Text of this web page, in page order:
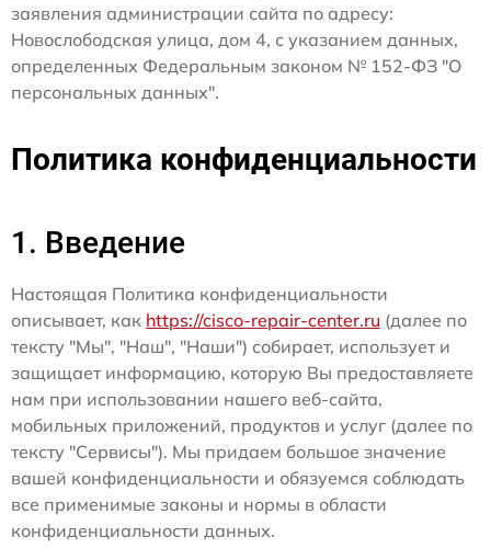
заявления администрации сайта по адресу:
Новослободская улица, дом 4, с указанием данных,
определенных Федеральным законом № 152-ФЗ "О
персональных данных".
Политика конфиденциальности
1. Введение
Настоящая Политика конфиденциальности
описывает, как https://cisco-repair-center.ru (далее по
тексту "Мы", "Наш", "Наши") собирает, использует и
защищает информацию, которую Вы предоставляете
нам при использовании нашего веб-сайта,
мобильных приложений, продуктов и услуг (далее по
тексту "Сервисы"). Мы придаем большое значение
вашей конфиденциальности и обязуемся соблюдать
все применимые законы и нормы в области
конфиденциальности данных.